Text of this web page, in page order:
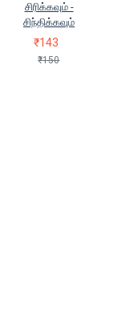
சிரிக்கவும் -
சிந்திக்கவும்
₹143
₹150